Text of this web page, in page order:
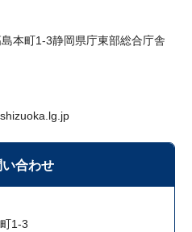
本町1-3静岡県庁東部総合庁舎
い合わせ
1-3